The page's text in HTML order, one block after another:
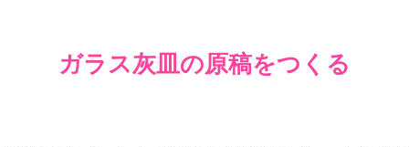
ガラス灰皿の原稿をつくる